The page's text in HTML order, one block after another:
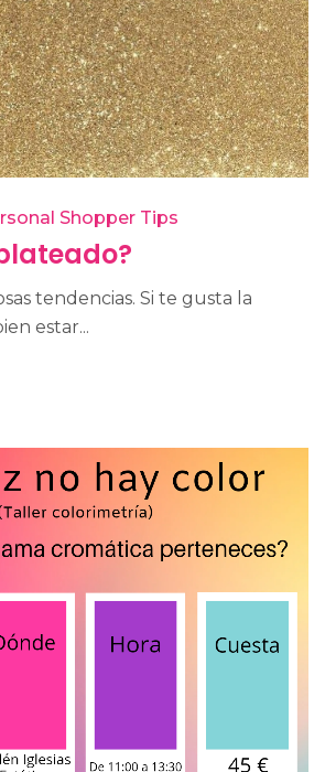
Shopper Tips
tendencias. Si te gusta la
estar...